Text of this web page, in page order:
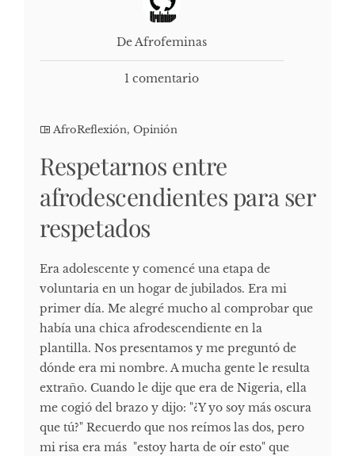
De Afrofeminas
1 comentario
AfroReflexión, Opinión
Respetarnos entre
afrodescendientes para ser
respetados
Era adolescente y comencé una etapa de
voluntaria en un hogar de jubilados. Era mi
primer día. Me alegré mucho al comprobar que
había una chica afrodescendiente en la
plantilla. Nos presentamos y me preguntó de
dónde era mi nombre. A mucha gente le resulta
extraño. Cuando le dije que era de Nigeria, ella
me cogió del brazo y dijo: "¿Y yo soy más oscura
que tú?" Recuerdo que nos reímos las dos, pero
mi risa era más "estoy harta de oír esto" que